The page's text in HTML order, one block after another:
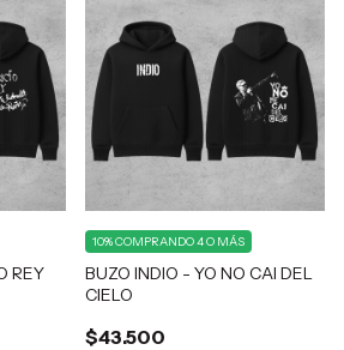
REY
BUZO INDIO - YO NO CAI DEL
CIELO
$43.500
10%COMPRANDO 4 O MÁS